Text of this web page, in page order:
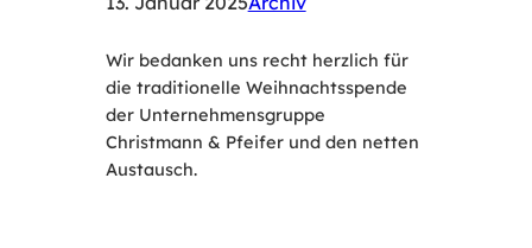
Wir bedanken uns recht herzlich für
die traditionelle Weihnachtsspende
der Unternehmensgruppe
Christmann & Pfeifer und den netten
Austausch.